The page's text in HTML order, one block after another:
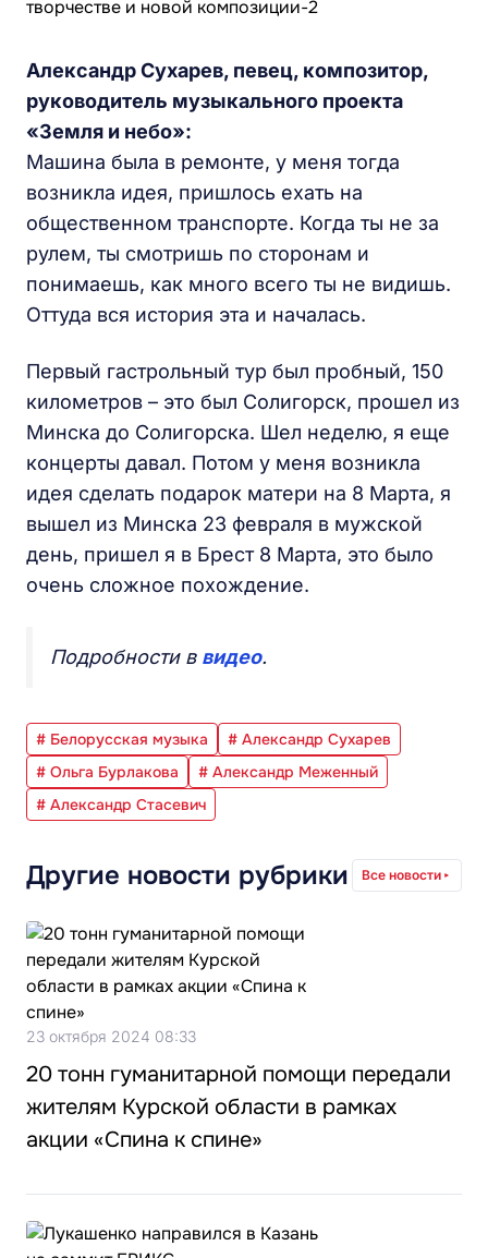
Александр Сухарев, певец, композитор,
руководитель музыкального проекта
«Земля и небо»:
Машина была в ремонте, у меня тогда
возникла идея, пришлось ехать на
общественном транспорте. Когда ты не за
рулем, ты смотришь по сторонам и
понимаешь, как много всего ты не видишь.
Оттуда вся история эта и началась.
Первый гастрольный тур был пробный, 150
километров – это был Солигорск, прошел из
Минска до Солигорска. Шел неделю, я еще
концерты давал. Потом у меня возникла
идея сделать подарок матери на 8 Марта, я
вышел из Минска 23 февраля в мужской
день, пришел я в Брест 8 Марта, это было
очень сложное похождение.
Подробности в видео.
# Белорусская музыка
# Александр Сухарев
# Ольга Бурлакова
# Александр Меженный
# Александр Стасевич
Другие новости рубрики Все новости
23 октября 2024 08:33
20 тонн гуманитарной помощи передали
жителям Курской области в рамках
акции «Спина к спине»